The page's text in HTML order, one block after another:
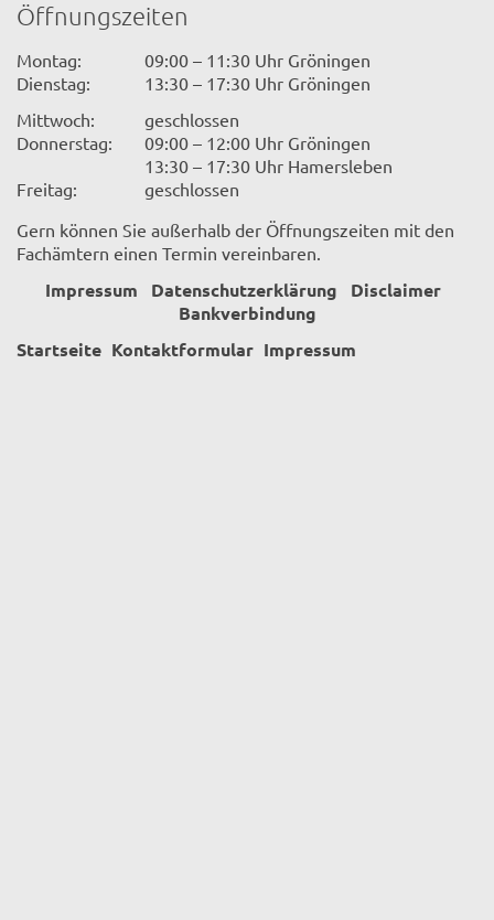
Öffnungszeiten
Montag:
09:00 – 11:30 Uhr Gröningen
Dienstag:
13:30 – 17:30 Uhr Gröningen
Mittwoch:
geschlossen
Donnerstag:
09:00 – 12:00 Uhr Gröningen
13:30 – 17:30 Uhr Hamersleben
Freitag:
geschlossen
Gern können Sie außerhalb der Öffnungszeiten mit den
Fachämtern einen Termin vereinbaren.
Impressum Datenschutzerklärung
Disclaimer
Bankverbindung
Startseite Kontaktformular Impressum